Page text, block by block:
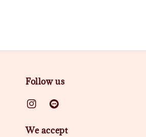
Follow us
We accept